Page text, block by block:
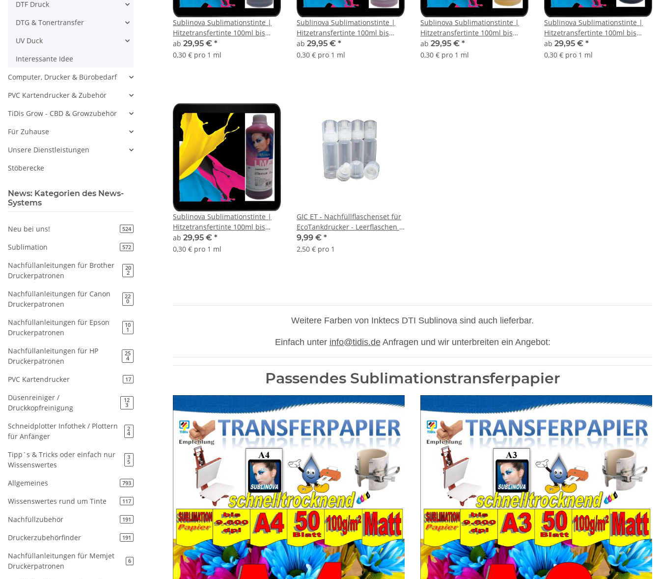
Sublinova Sublimationstinte |
Hitzetransfertinte 100ml bis
1000ml Cyan in der von Ihnen
gewählten Menge
ab 29,95 € *
0,30 € pro 1 ml
Sublinova Sublimationstinte |
Hitzetransfertinte 100ml bis
1000ml Magenta in der von
Ihnen gewählten Menge
ab 29,95 € *
0,30 € pro 1 ml
Sublinova Sublimationstinte |
Hitzetransfertinte 100ml bis
1000ml Yellow in der von Ihnen
gewählten Menge
ab 29,95 € *
0,30 € pro 1 ml
Sublinova Sublimationstinte |
Hitzetransfertinte 100ml bis
1000ml Lightcyan in der von
Ihnen gewählten Menge
ab 29,95 € *
0,30 € pro 1 ml
Sublinova Sublimationstinte |
Hitzetransfertinte 100ml bis
1000ml Lightmagenta in der von
Ihnen gewählten Menge
ab 29,95 € *
0,30 € pro 1 ml
GIC ET - Nachfüllflaschenset für
EcoTankdrucker - Leerflaschen -
Serie 102 / 104 / 105 / 106 / 107
und baugleiche
9,99 € *
2,50 € pro 1
Weitere Farben von Inktecs DTI Sublinova sind auch lieferbar.
Einfach unter info@tidis.deAnfragen und wir unterbreiten ein Angebot:
Passendes Sublimationstransferpapier
DTF Druck
DTG & Tonertransfer
UV Duck
Interessante Idee
Computer, Drucker & Bürobedarf
PVC Kartendrucker & Zubehör
TiDis Grow - CBD & Growzubehör
Für Zuhause
Unsere Dienstleistungen
Stöberecke
News: Kategorien des News-
Systems
Neu bei uns! 524
Sublimation 572
Nachfüllanleitungen für Brother
Druckerpatronen
20
2
Nachfüllanleitungen für Canon
Druckerpatronen
22
0
Nachfüllanleitungen für Epson
Druckerpatronen
10
1
Nachfüllanleitungen für HP
Druckerpatronen
25
4
PVC Kartendrucker 17
Düsenreiniger /
Druckkopfreinigung
12
3
Schneidplotter Infothek / Plottern
für Anfänger
2
4
Tipp`s & Tricks oder einfach nur
Wissenswertes
3
5
Allgemeines 793
Wissenswertes rund um Tinte 117
Nachfüllzubehör 191
Druckerzubehörfinder 191
Nachfüllanleitungen für Memjet
Druckerpatronen
6